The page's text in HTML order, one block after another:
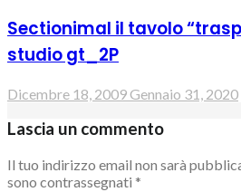
Sectionimal il tavolo
studio gt_2P
Dicembre 18, 2009Gennaio 31, 2020
Lascia un commento
Il tuo indirizzo email non sarà
sono contrassegnati *